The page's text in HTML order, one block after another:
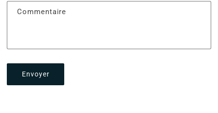
Commentaire
Envoyer